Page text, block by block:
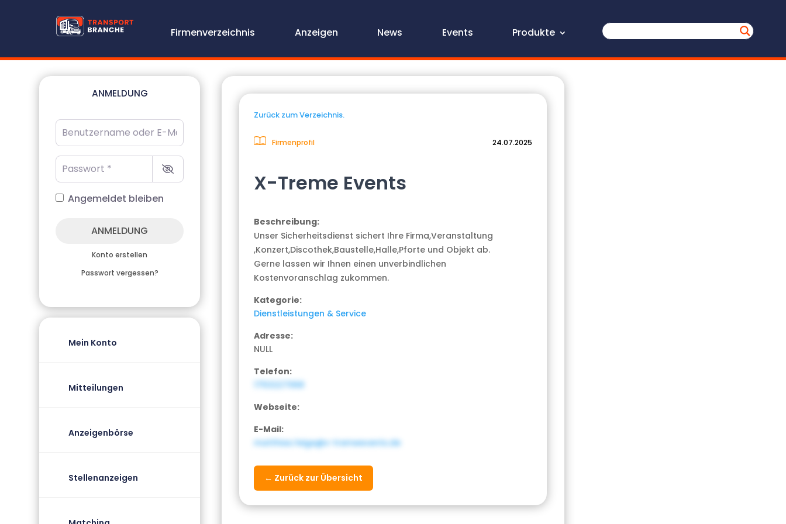
Firmenverzeichnis Anzeigen News Events Produkte
ANMELDUNG
Benutzername oder E-Mail-Adresse
Passwort
Angemeldet bleiben
ANMELDUNG
Konto erstellen
Passwort vergessen?
Mein Konto
Mitteilungen
Anzeigenbörse
Stellenanzeigen
Zurück zum Verzeichnis.
Firmenprofil 24.07.2025
X-Treme Events
Beschreibung:
Unser Sicherheitsdienst sichert Ihre Firma,Veranstaltung
,Konzert,Discothek,Baustelle,Halle,Pforte und Objekt ab.
Gerne lassen wir Ihnen einen unverbindlichen
Kostenvoranschlag zukommen.
Kategorie:
Dienstleistungen & Service
Adresse:
NULL
Telefon:
1753227068
Webseite:
E-Mail:
matthias.feige@x-tremeevents.de
← Zurück zur Übersicht